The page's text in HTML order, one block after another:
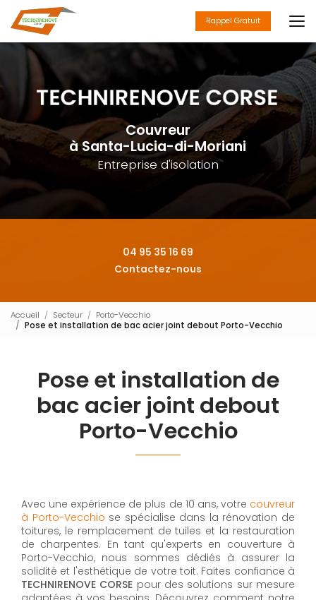
au
contenu
principal
Rappel Gratuit
Couvreur
à Santa-Lucia-di-Moriani
Entreprise d'isolation
04 95 35 16 69
Contactez-nous
Accueil Secteur
Porto-Vecchio
Pose et installation de bac acier joint debout Porto-Vecchio
Pose et installation de
bac acier joint debout
Porto-Vecchio
Avec une expérience de plus de 10 ans, votre couvreur
à Porto-Vecchio se spécialise dans la rénovation de
toitures, le remplacement de tuiles et la restauration
de charpentes. En tant qu'experts en couverture à
Porto-Vecchio, nous sommes dédiés à assurer la
solidité et l'esthétique de votre toit. Faites confiance à
TECHNIRENOVE CORSE pour des solutions sur mesure